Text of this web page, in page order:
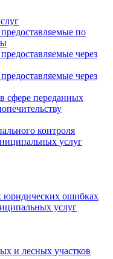
по
через
через
сфере переданных
контроля
услуг
ошибках
услуг
и лесных участков